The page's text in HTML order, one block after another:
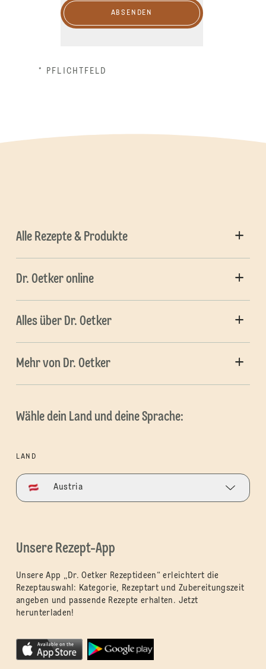
ABSENDEN
* PFLICHTFELD
Alle Rezepte & Produkte
Dr. Oetker online
Alles über Dr. Oetker
Mehr von Dr. Oetker
Wähle dein Land und deine Sprache:
LAND
Austria
Unsere Rezept-App
Unsere App „Dr. Oetker Rezeptideen“ erleichtert die
Rezeptauswahl: Kategorie, Rezeptart und Zubereitungszeit
angeben und passende Rezepte erhalten. Jetzt
herunterladen!